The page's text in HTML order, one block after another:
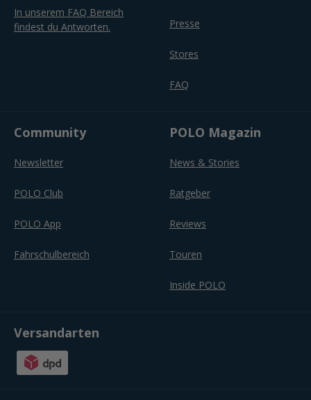
In unserem FAQ Bereich
findest du Antworten.
Presse
Stores
FAQ
Community
Newsletter
POLO Club
POLO App
Fahrschulbereich
POLO Magazin
News & Stories
Ratgeber
Reviews
Touren
Inside POLO
Versandarten